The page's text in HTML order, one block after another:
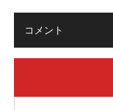
コメント